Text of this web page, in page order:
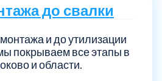
до свалки
и до утилизации
покрываем все этапы в
и области.